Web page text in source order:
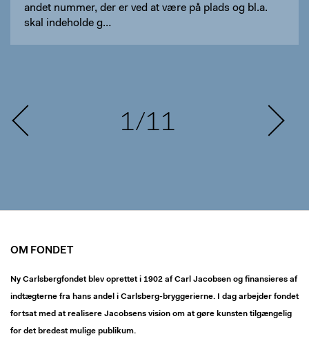
andet nummer, der er ved at være på plads og bl.a.
skal indeholde g…
1/11
OM FONDET
Ny Carlsbergfondet blev oprettet i 1902 af Carl Jacobsen og finansieres af
indtægterne fra hans andel i Carlsberg-bryggerierne. I dag arbejder fondet
fortsat med at realisere Jacobsens vision om at gøre kunsten tilgængelig
for det bredest mulige publikum.